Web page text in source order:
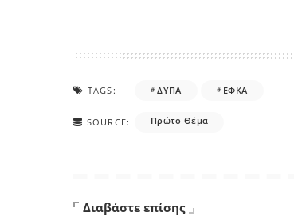
TAGS: ΔΥΠΑ ΕΦΚΑ
SOURCE: Πρώτο Θέμα
Διαβάστε επίσης